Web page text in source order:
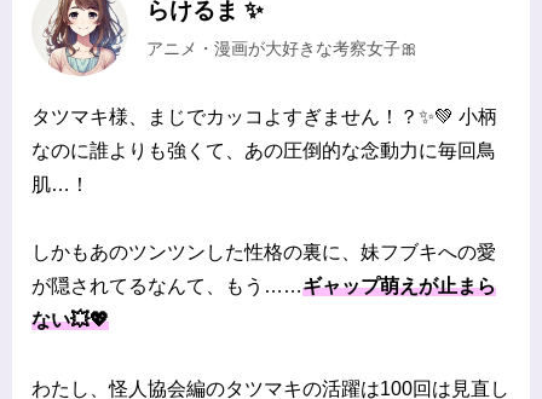
らけるま ✨
アニメ・漫画が大好きな考察女子🎀
タツマキ様、まじでカッコよすぎません！？✨💚 小柄
なのに誰よりも強くて、あの圧倒的な念動力に毎回鳥
肌…！
しかもあのツンツンした性格の裏に、妹フブキへの愛
が隠されてるなんて、もう……ギャップ萌えが止まら
ない💥💖
わたし、怪人協会編のタツマキの活躍は100回は見直し